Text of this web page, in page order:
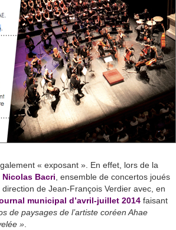
« exposant ». En effet, lors de la
Nicolas Bacri, ensemble de concertos joués
de Jean-François Verdier avec, en
municipal d’avril-juillet 2014 faisant
de paysages de l’artiste coréen Ahae
».